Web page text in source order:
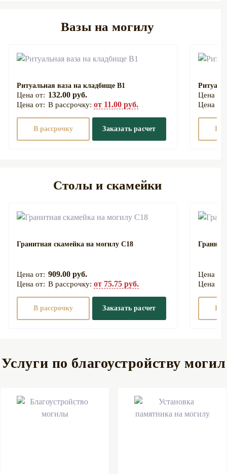
Вазы на могилу
Ритуальная ваза на кладбище В1
132.00 руб.
В рассрочку: от 11.00 руб.
В рассрочку Заказать расчет В
Столы и скамейки
Гранитная скамейка на могилу С18
909.00 руб.
В рассрочку: от 75.75 руб.
В рассрочку Заказать расчет В
Услуги по благоустройству могил